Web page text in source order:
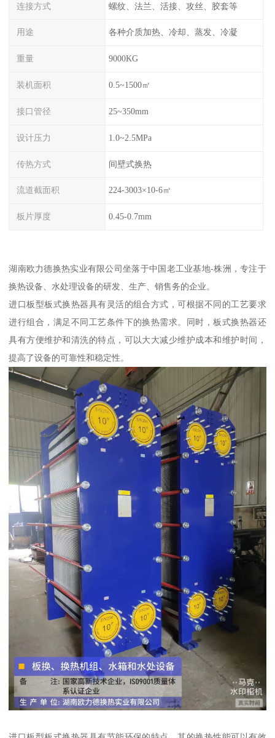
连接方式 螺纹、法兰、活接、攻丝、胶套等
用途 各种介质加热、冷却、蒸发、冷凝
重量 9000KG
装机面积 0.5~1500㎡
接口管径 25~350mm
设计压力 1.0~2.5MPa
传热方式 间壁式换热
流道截面积 224-3003×10-6㎡
板片厚度 0.45-0.7mm
湖南欧力德换热实业有限公司坐落于中国老工业基地-株洲，专注于
换热设备、水处理设备的研发、生产、销售务的企业。
进口板型板式换热器具有灵活的组合方式，可根据不同的工艺要求
进行组合，满足不同工艺条件下的换热需求。同时，板式换热器还
具有方便维护和清洗的特点，可以大大减少维护成本和维护时间，
提高了设备的可靠性和稳定性。